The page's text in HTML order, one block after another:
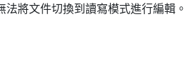
將文件切換到讀寫模式進行編輯。